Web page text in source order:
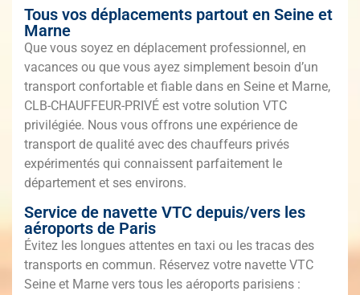
Tous vos déplacements partout en Seine et
Marne
Que vous soyez en déplacement professionnel, en
vacances ou que vous ayez simplement besoin d’un
transport confortable et fiable dans en Seine et Marne,
CLB-CHAUFFEUR-PRIVÉ est votre solution VTC
privilégiée. Nous vous offrons une expérience de
transport de qualité avec des chauffeurs privés
expérimentés qui connaissent parfaitement le
département et ses environs.
Service de navette VTC depuis/vers les
aéroports de Paris
Évitez les longues attentes en taxi ou les tracas des
transports en commun. Réservez votre navette VTC
Seine et Marne vers tous les aéroports parisiens :